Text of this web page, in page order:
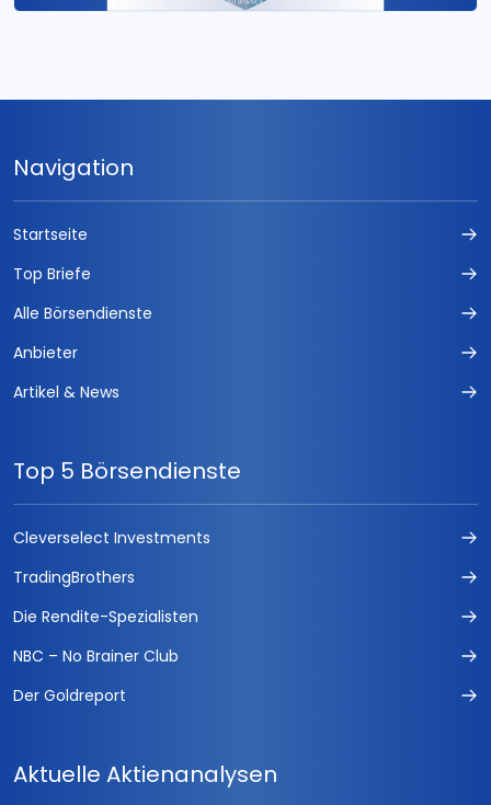
Navigation
Startseite
Top Briefe
Alle Börsendienste
Anbieter
Artikel & News
Top 5 Börsendienste
Cleverselect Investments
TradingBrothers
Die Rendite-Spezialisten
NBC – No Brainer Club
Der Goldreport
Aktuelle Aktienanalysen